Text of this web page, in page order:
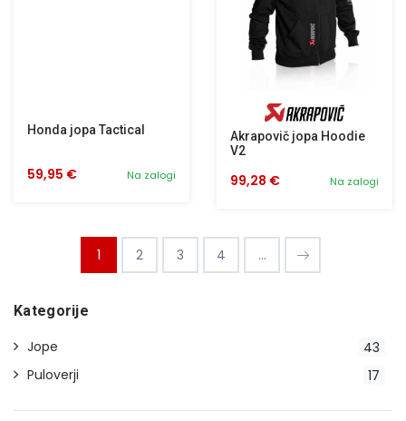
Honda jopa Tactical
Na zalogi
59,95 €
Akrapovič jopa Hoodie
V2
Na zalogi
99,28 €
1 2 3 4 ...
Kategorije
43
Jope
17
Puloverji